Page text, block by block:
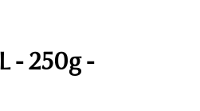
- 250g -